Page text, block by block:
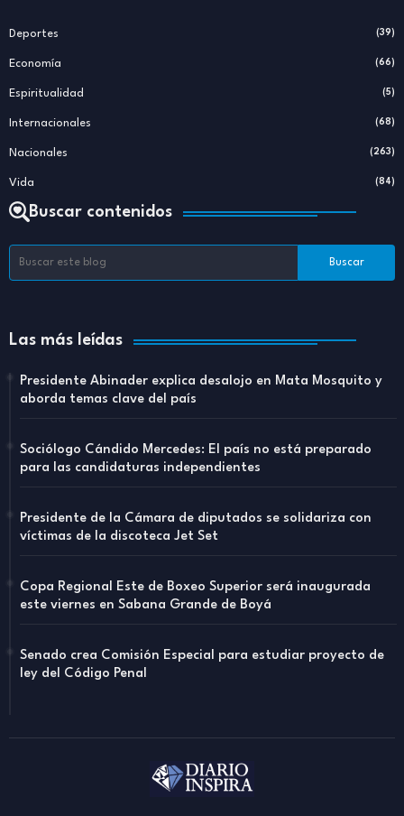
Deportes (39)
Economía (66)
Espiritualidad (5)
Internacionales (68)
Nacionales (263)
Vida (84)
Buscar contenidos
Las más leídas
Presidente Abinader explica desalojo en Mata Mosquito y
aborda temas clave del país
Sociólogo Cándido Mercedes: El país no está preparado
para las candidaturas independientes
Presidente de la Cámara de diputados se solidariza con
víctimas de la discoteca Jet Set
Copa Regional Este de Boxeo Superior será inaugurada
este viernes en Sabana Grande de Boyá
Senado crea Comisión Especial para estudiar proyecto de
ley del Código Penal